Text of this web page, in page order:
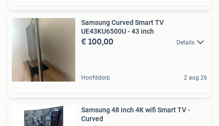
Samsung Curved Smart TV
UE43KU6500U - 43 inch
€ 100,00 Details
Hoofddorp 2 aug 26
Samsung 48 inch 4K wifi Smart TV -
Curved